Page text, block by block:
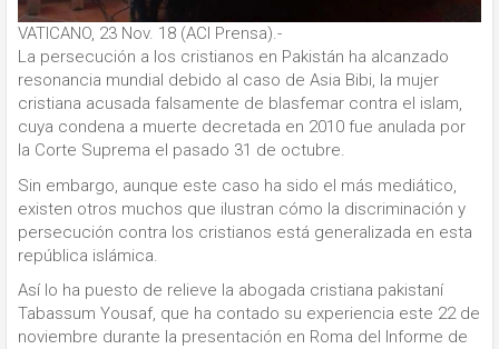
VATICANO, 23 Nov. 18 (ACI Prensa).-
La persecución a los cristianos en Pakistán ha alcanzado
resonancia mundial debido al caso de Asia Bibi, la mujer
cristiana acusada falsamente de blasfemar contra el islam,
cuya condena a muerte decretada en 2010 fue anulada por
la Corte Suprema el pasado 31 de octubre.
Sin embargo, aunque este caso ha sido el más mediático,
existen otros muchos que ilustran cómo la discriminación y
persecución contra los cristianos está generalizada en esta
república islámica.
Así lo ha puesto de relieve la abogada cristiana pakistaní
Tabassum Yousaf, que ha contado su experiencia este 22 de
noviembre durante la presentación en Roma del Informe de